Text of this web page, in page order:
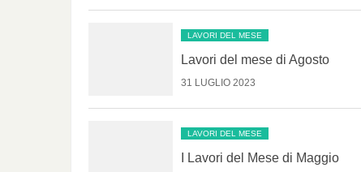
LAVORI DEL MESE
Lavori del mese di Agosto
31 LUGLIO 2023
LAVORI DEL MESE
I Lavori del Mese di Maggio